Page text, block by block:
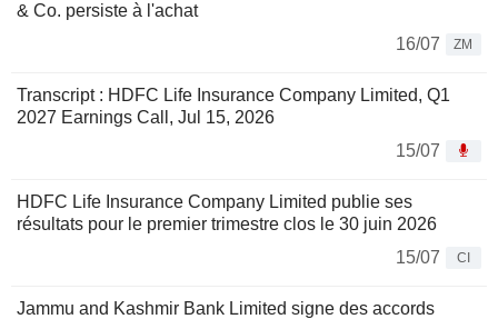
& Co. persiste à l'achat
16/07
ZM
Transcript : HDFC Life Insurance Company Limited, Q1
2027 Earnings Call, Jul 15, 2026
15/07
HDFC Life Insurance Company Limited publie ses
résultats pour le premier trimestre clos le 30 juin 2026
15/07
CI
Jammu and Kashmir Bank Limited signe des accords